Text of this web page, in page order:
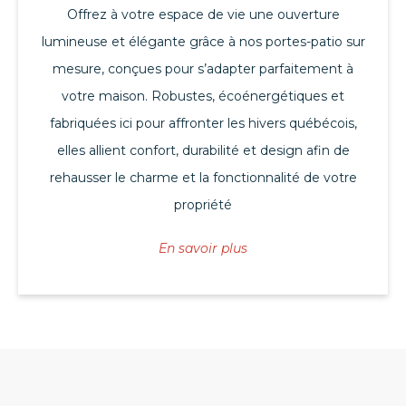
Offrez à votre espace de vie une ouverture
lumineuse et élégante grâce à nos portes-patio sur
mesure, conçues pour s’adapter parfaitement à
votre maison. Robustes, écoénergétiques et
fabriquées ici pour affronter les hivers québécois,
elles allient confort, durabilité et design afin de
rehausser le charme et la fonctionnalité de votre
propriété
En savoir plus